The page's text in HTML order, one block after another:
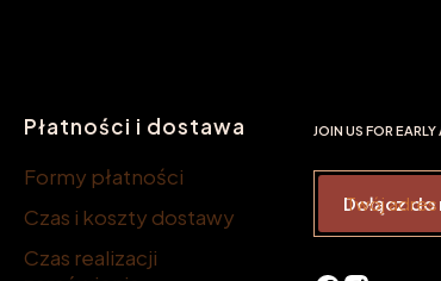
Płatności i dostawa
Formy płatności
Czas i koszty dostawy
Czas realizacji
JOIN US FOR
Twój
Dołącz